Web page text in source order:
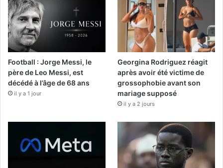
Football : Jorge Messi, le
père de Leo Messi, est
décédé à l’âge de 68 ans
il y a 1 jour
Georgina Rodriguez réagit
après avoir été victime de
grossophobie avant son
mariage supposé
il y a 2 jours